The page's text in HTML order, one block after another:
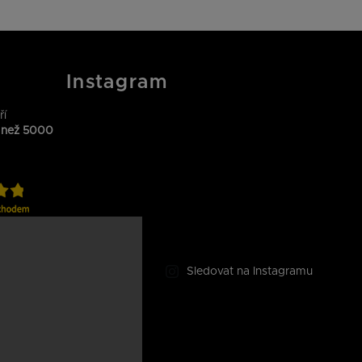
5000
vás.
Instagram
Sledovat na Instagramu